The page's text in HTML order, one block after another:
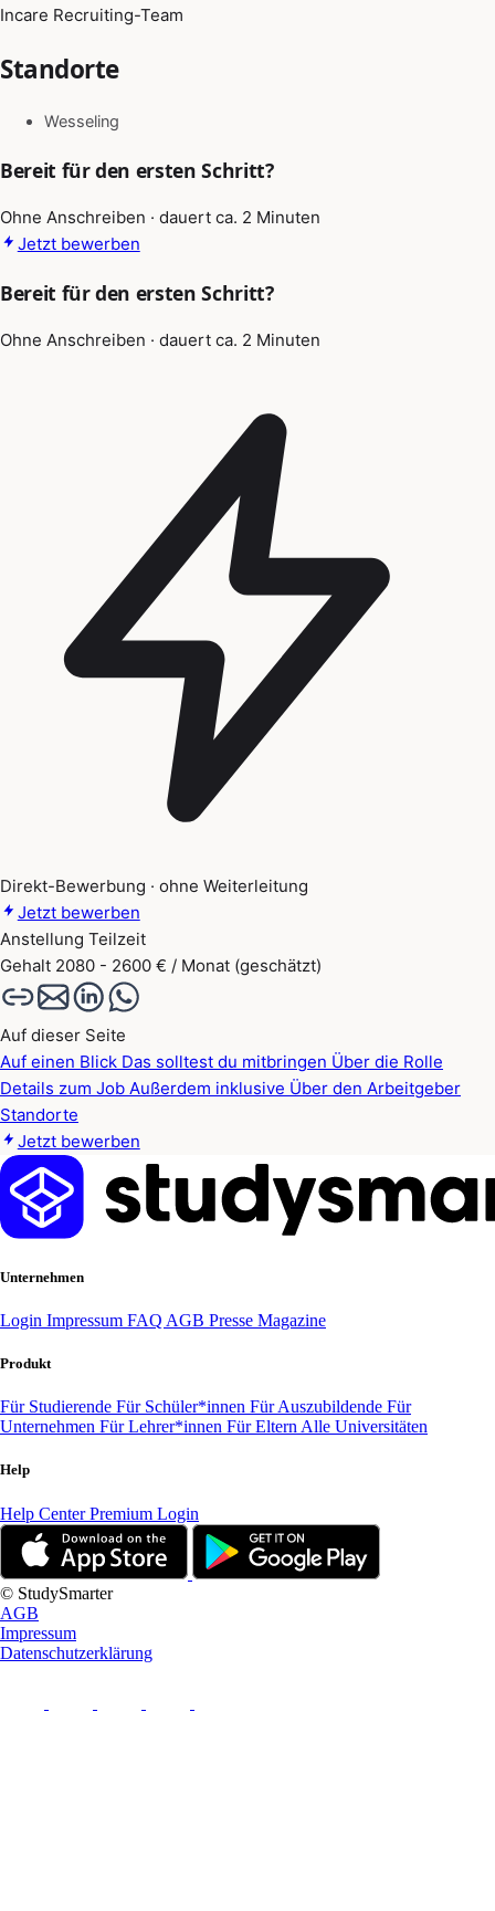
Incare Recruiting-Team
Standorte
Wesseling
Bereit für den ersten Schritt?
Ohne Anschreiben · dauert ca. 2 Minuten
Jetzt bewerben
Bereit für den ersten Schritt?
Ohne Anschreiben · dauert ca. 2 Minuten
Direkt-Bewerbung · ohne Weiterleitung
Jetzt bewerben
Anstellung Teilzeit
Gehalt 2080 - 2600 € / Monat (geschätzt)
Auf dieser Seite
Auf einen Blick Das solltest du mitbringen Über die Rolle
Details zum Job Außerdem inklusive Über den Arbeitgeber
Standorte
Jetzt bewerben
Unternehmen
Login Impressum FAQ AGB Presse Magazine
Produkt
Für Studierende Für Schüler*innen Für Auszubildende Für
Unternehmen Für Lehrer*innen Für Eltern Alle Universitäten
Help
Help CenterPremium Login
© StudySmarter
AGB
Impressum
Datenschutzerklärung